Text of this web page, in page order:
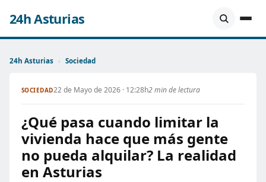
24h Asturias
24h Asturias › Sociedad
SOCIEDAD22 de Mayo de 2026 · 12:28h2 min de lectura
¿Qué pasa cuando limitar la
vivienda hace que más gente
no pueda alquilar? La realidad
en Asturias